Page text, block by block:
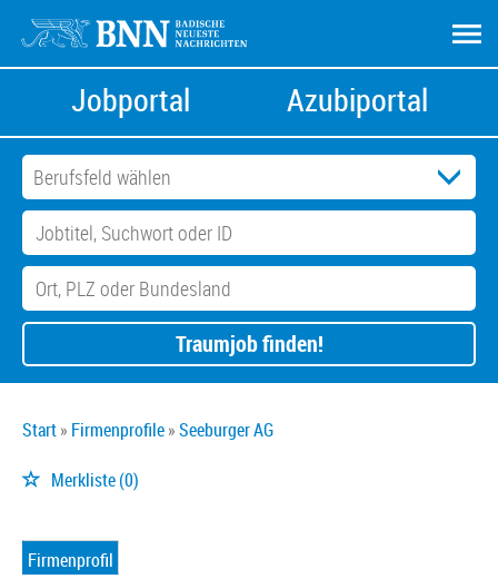
Jobportal Azubiportal
Traumjob finden!
Start Firmenprofile Seeburger AG
Merkliste(0)
Firmenprofil